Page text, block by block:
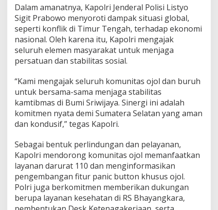
t
i
b
m
a
s
S
u
s
e
l
Dalam amanatnya, Kapolri Jenderal Polisi Listyo
Sigit Prabowo menyoroti dampak situasi global,
seperti konflik di Timur Tengah, terhadap ekonomi
nasional. Oleh karena itu, Kapolri mengajak
seluruh elemen masyarakat untuk menjaga
persatuan dan stabilitas sosial.
“Kami mengajak seluruh komunitas ojol dan buruh
untuk bersama-sama menjaga stabilitas
kamtibmas di Bumi Sriwijaya. Sinergi ini adalah
komitmen nyata demi Sumatera Selatan yang aman
dan kondusif,” tegas Kapolri.
Sebagai bentuk perlindungan dan pelayanan,
Kapolri mendorong komunitas ojol memanfaatkan
layanan darurat 110 dan menginformasikan
pengembangan fitur panic button khusus ojol.
Polri juga berkomitmen memberikan dukungan
berupa layanan kesehatan di RS Bhayangkara,